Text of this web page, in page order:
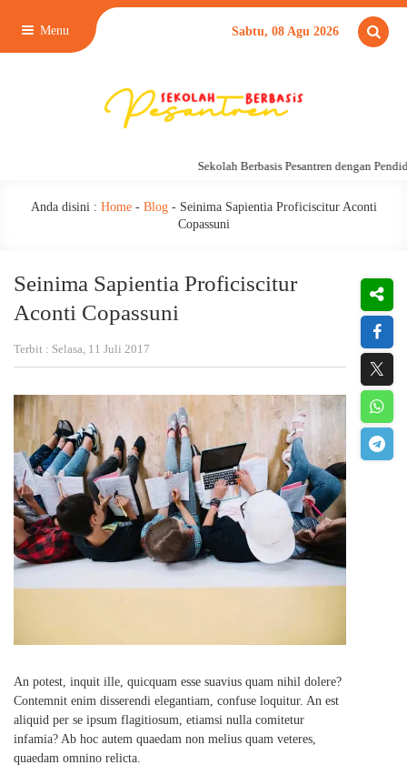
Menu Sabtu, 08 Agu 2026
Sekolah Berbasis Pesantren dengan
Anda disini : Home- Blog- Seinima Sapientia Proficiscitur Aconti
Copassuni
Seinima Sapientia Proficiscitur
Aconti Copassuni
Terbit : Selasa, 11 Juli 2017
An potest, inquit ille, quicquam esse suavius quam nihil dolere?
Contemnit enim disserendi elegantiam, confuse loquitur. An est
aliquid per se ipsum flagitiosum, etiamsi nulla comitetur
infamia? Ab hoc autem quaedam non melius quam veteres,
quaedam omnino relicta.